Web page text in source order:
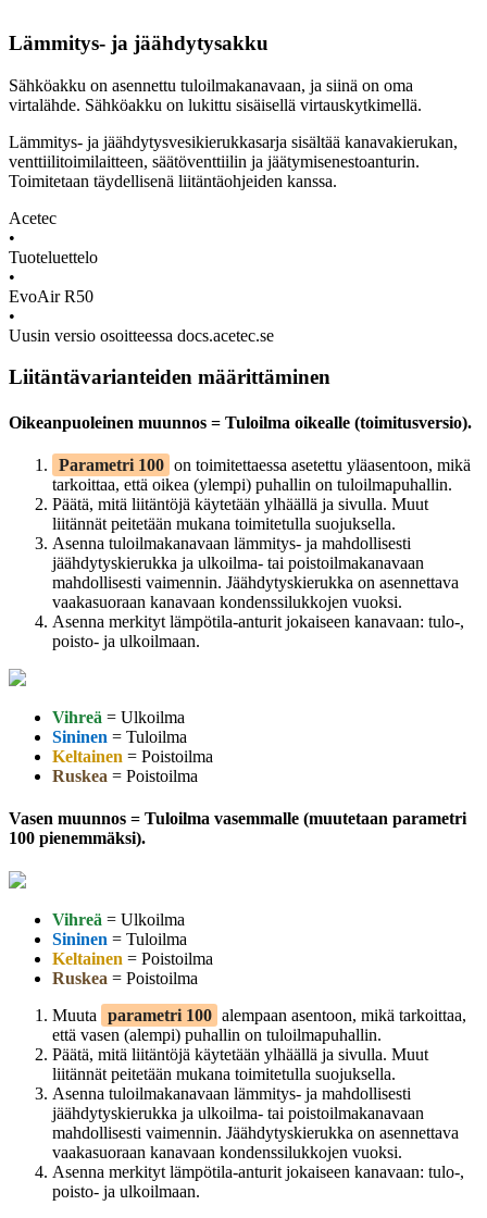
Lämmitys- ja jäähdytysakku
Sähköakku on asennettu tuloilmakanavaan, ja siinä on oma
virtalähde. Sähköakku on lukittu sisäisellä virtauskytkimellä.
Lämmitys- ja jäähdytysvesikierukkasarja sisältää kanavakierukan,
venttiilitoimilaitteen, säätöventtiilin ja jäätymisenestoanturin.
Toimitetaan täydellisenä liitäntäohjeiden kanssa.
Acetec
•
Tuoteluettelo
•
EvoAir R50
•
Uusin versio osoitteessa docs.acetec.se
Liitäntävarianteiden määrittäminen
Oikeanpuoleinen muunnos = Tuloilma oikealle (toimitusversio).
Parametri 100 on toimitettaessa asetettu yläasentoon, mikä
tarkoittaa, että oikea (ylempi) puhallin on tuloilmapuhallin.
Päätä, mitä liitäntöjä käytetään ylhäällä ja sivulla. Muut
liitännät peitetään mukana toimitetulla suojuksella.
Asenna tuloilmakanavaan lämmitys- ja mahdollisesti
jäähdytyskierukka ja ulkoilma- tai poistoilmakanavaan
mahdollisesti vaimennin. Jäähdytyskierukka on asennettava
vaakasuoraan kanavaan kondenssilukkojen vuoksi.
Asenna merkityt lämpötila-anturit jokaiseen kanavaan: tulo-,
poisto- ja ulkoilmaan.
Vihreä = Ulkoilma
Sininen = Tuloilma
Keltainen = Poistoilma
Ruskea = Poistoilma
Vasen muunnos = Tuloilma vasemmalle (muutetaan parametri
100 pienemmäksi).
Vihreä = Ulkoilma
Sininen = Tuloilma
Keltainen = Poistoilma
Ruskea = Poistoilma
Muuta
parametri 100 alempaan asentoon, mikä tarkoittaa,
että vasen (alempi) puhallin on tuloilmapuhallin.
Päätä, mitä liitäntöjä käytetään ylhäällä ja sivulla. Muut
liitännät peitetään mukana toimitetulla suojuksella.
Asenna tuloilmakanavaan lämmitys- ja mahdollisesti
jäähdytyskierukka ja ulkoilma- tai poistoilmakanavaan
mahdollisesti vaimennin. Jäähdytyskierukka on asennettava
vaakasuoraan kanavaan kondenssilukkojen vuoksi.
Asenna merkityt lämpötila-anturit jokaiseen kanavaan: tulo-,
poisto- ja ulkoilmaan.